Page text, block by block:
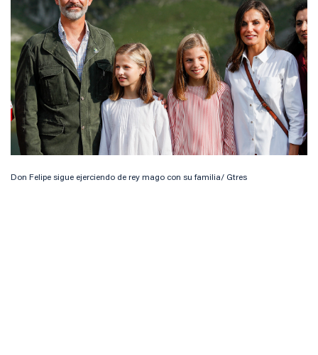
Don Felipe sigue ejerciendo de rey mago con su familia/ Gtres